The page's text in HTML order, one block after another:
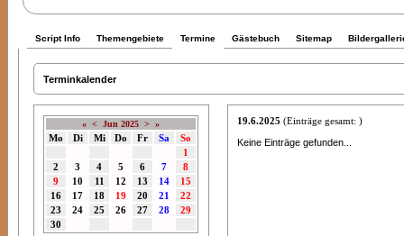
Script Info Themengebiete Termine Gästebuch Sitemap
Terminkalender
« < Jun 2025 > »
Mo Di Mi Do Fr Sa
So
1
2
3 4 5 6 7
8
9
10 11 12 13 14
15
16
17 18 19 20 21
22
23
24 25 26 27 28
29
30
19.6.2025 (Einträge gesamt: )
Keine Einträge gefunden...